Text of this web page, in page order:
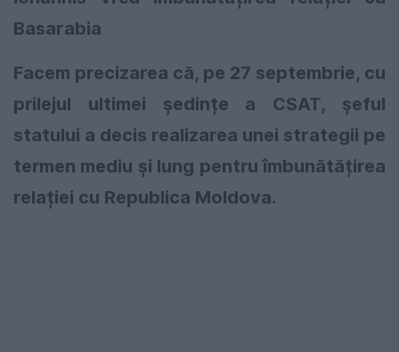
Basarabia
Facem precizarea că, pe 27 septembrie, cu
prilejul ultimei ședințe a CSAT, șeful
statului a decis realizarea unei strategii pe
termen mediu și lung pentru îmbunătățirea
relației cu Republica Moldova.